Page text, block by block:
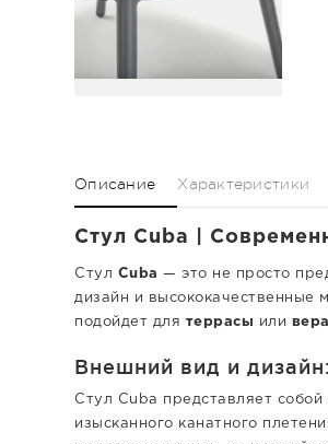
Описание Характеристики
Стул Cuba |
Стул Cuba — это не просто
дизайн и высококачественные
подойдет для террасы или
Внешний вид и дизайн:
Стул Cuba представляет
изысканного канатного